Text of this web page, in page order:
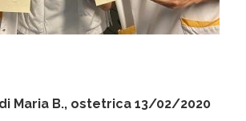
Maria B., ostetrica 13/02/2020